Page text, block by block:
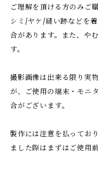
ご理解を頂ける方のみご
シミ/ヤケ/縫い跡などを
合があります。また、や
す。
撮影画像は出来る限り実
が、ご使用の端末・モニ
合がございます。
製作には注意を払ってお
ました際はまずはご使用